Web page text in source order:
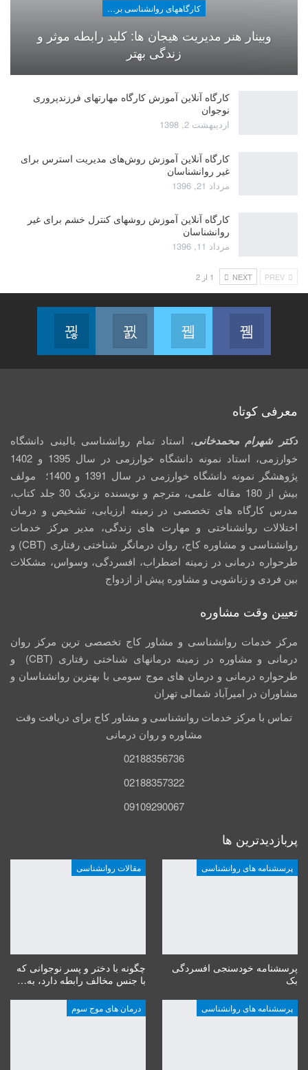
کارگاههای روانشناسی برای عموم
وبینار هنر مدیریت هیجان ها: کلید رابطه موثر و
زندگی بهتر
کارگاه آنلاین آموزش کارگاه مهارتهای فرزندپروری
نوجوان
اردیبهشت 2, 1398
کارگاه آنلاین آموزش روش‌های مدیریت استرس برای
غیر روانشناسان
مرداد 21, 1396
کارگاه آنلاین آموزش روشهای کنترل خشم برای غیر
روانشناسان
مرداد 11, 1396
NEXT 1 از 2
Facebook
Join us on Facebook
Twitter
Join us on Twitter
Instagram
Join us on Instagram
معرفی کوتاه
دکتر شهرام محمدخانی، استاد تمام روانشناسی بالینی دانشگاه
خوارزمی، استاد نمونه دانشگاه خوارزمی در سال 1395 و 1402
پژوهشگر نمونه دانشگاه خوارزمی در سال 1391 و 1400؛ مولف
بیش از 180 مقاله علمی، مترجم و نویسنده نزدیک 30 جلد کتاب،
مدرس کارگاه­ های تخصصی در زمینه ارزیابی، تشخیص و درمان
اختلالات روانشناختی و مهارت های زندگی، مدیر مرکز خدمات
روانشناسی و مشاوره کاج، روان­ درمانگر شناختی رفتاری (CBT) و
طرحواره درمانی در زمینه اضطراب، افسردگی، وسواس، مشکلات
بین فردی و زناشویی و مشاوره پیش از ازدواج
تعیین وقت مشاوره
مرکز خدمات روانشناسی و مشاور کاج تخصصی‏ ترین مرکز روان
درمانی و مشاوره در زمینه درمان‏های شناختی رفتاری (CBT) و
طرحواره درمانی و درمان های موج سومی با بهترین روانشناسان و
مشاوران در امیرآباد شمالی تهران
تماس با مرکز خدمات روانشناسی و مشاور کاج برای دریافت وقت
مشاوره و روان درمانی
02188356736
02188357322
09109290067
پربازدیدترین ها
پرسشنامه های روانشناسی
پرسشنامه خودسنجی افسردگی
بک
مقالات روانشناسی
چگونه با دختر و پسر نوجوانی که
با جنس مخالف رابطه دارد، به…
پرسشنامه های روانشناسی درمان های موج سوم